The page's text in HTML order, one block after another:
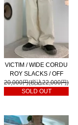
VICTIM / WIDE CORDU
ROY SLACKS / OFF
20,000円(税込22,000円)
SOLD OUT